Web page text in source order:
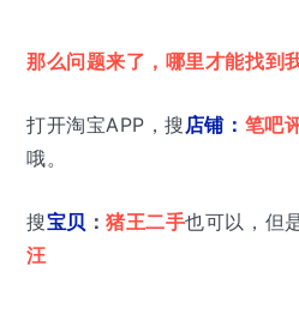
那么问题来了，哪里才能找到
打开淘宝APP，搜 店铺 ： 笔吧
哦。
搜宝贝 ：猪王二手也可以，但
汪